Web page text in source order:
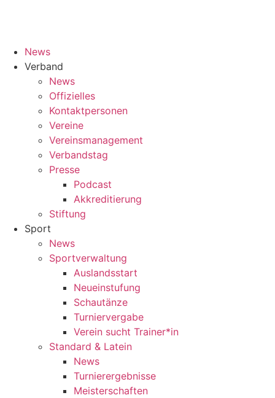
News
Verband
News
Offizielles
Kontaktpersonen
Vereine
Vereinsmanagement
Verbandstag
Presse
Podcast
Akkreditierung
Stiftung
Sport
News
Sportverwaltung
Auslandsstart
Neueinstufung
Schautänze
Turniervergabe
Verein sucht Trainer*in
Standard & Latein
News
Turnierergebnisse
Meisterschaften